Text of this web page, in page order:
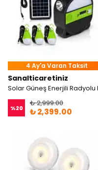
4 Ay'a Varan Taksit
Sanalticaretiniz
%20
₺ 2,999.00
₺ 2,399.00